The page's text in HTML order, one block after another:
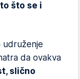
što se i
udruženje
da ovakva
slično